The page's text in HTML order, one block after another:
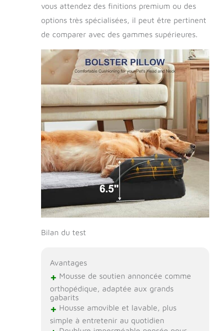
vous attendez des finitions premium ou des
options très spécialisées, il peut être pertinent
de comparer avec des gammes supérieures.
Bilan du test
Avantages
+ Mousse de soutien annoncée comme
orthopédique, adaptée aux grands
gabarits
+ Housse amovible et lavable, plus
simple à entretenir au quotidien